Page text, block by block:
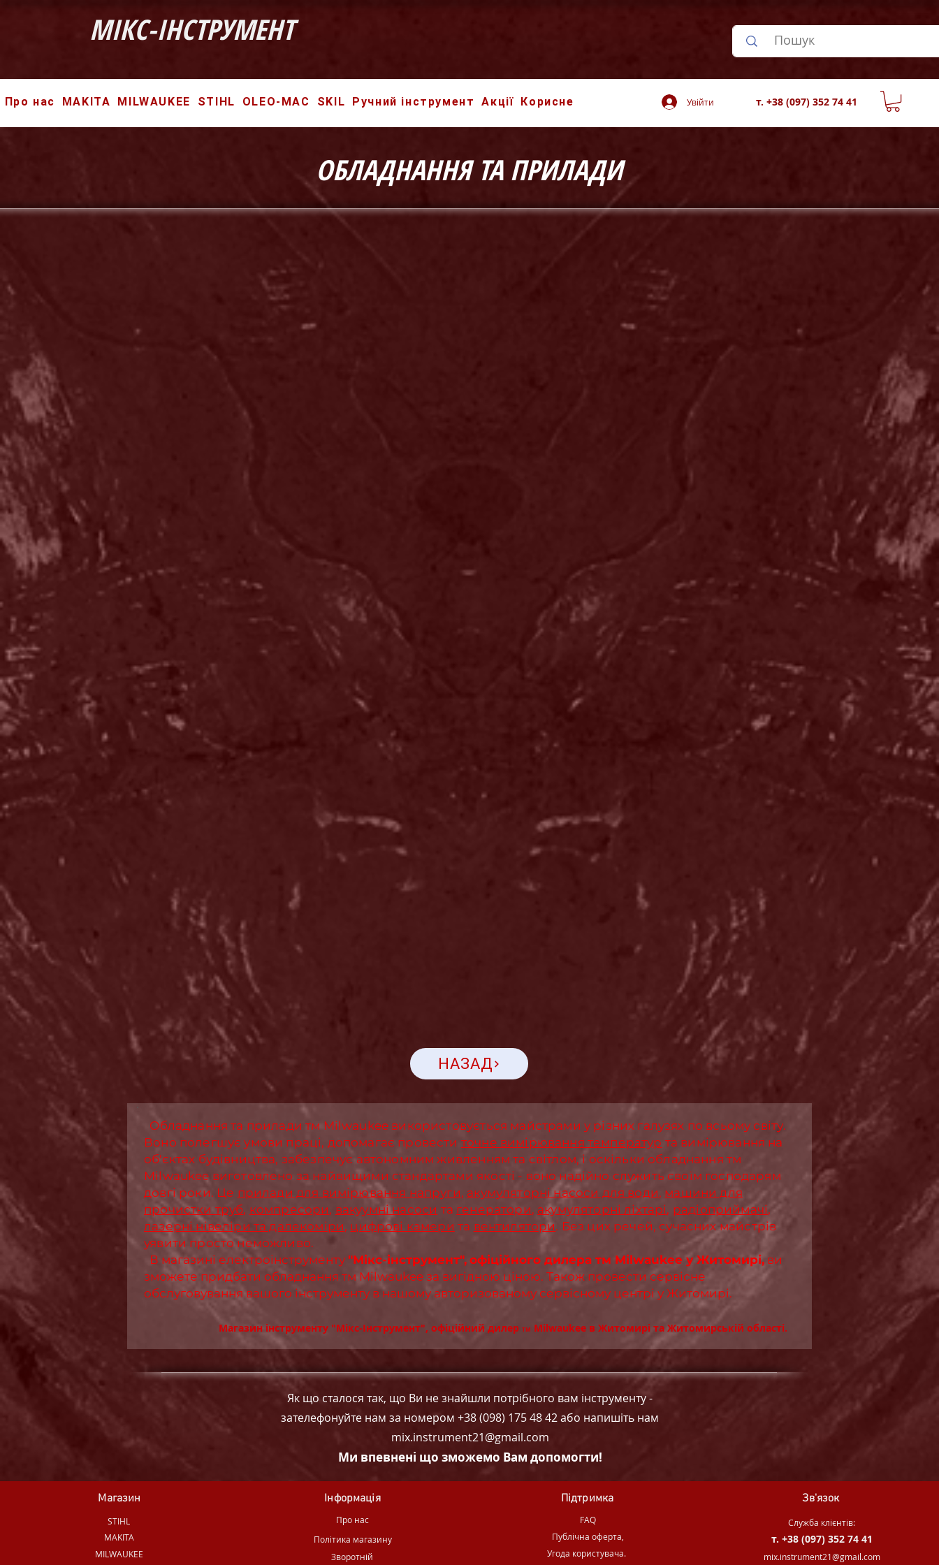
МІКС-ІНСТРУМЕНТ
Про нас MAKITA MILWAUKEE STIHL OLEO-MAC SKIL Ручний інструмент Акції Корисне т. +38 (097) 352 74 41
Увійти
ОБЛАДНАННЯ ТА ПРИЛАДИ
НАЗАД
Обладнання та прилади тм Milwaukee використовується майстрами у різних галузях по всьому світу.
Воно полегшує умови праці, допомагає провести точне вимірювання температур та вимірювання на
об'єктах будівництва, забезпечує автономним живленням та світлом, і оскільки обладнання тм
Milwaukee виготовлено за найвищими стандартами якості - воно надійно служить своїм господарям
довгі роки. Це прилади для вимірювання напруги, акумуляторні насоси для води, машини для
прочистки труб, компресори, вакуумні насоси та генератори, акумуляторні ліхтарі, радіоприймачі,
лазерні нівеліри та далекоміри, цифрові камери та вентилятори. Без цих речей, сучасних майстрів
уявити просто неможливо.
В магазині електроінструменту "Мікс-інструмент", офіційного дилера тм Milwaukee у Житомирі, ви
зможете придбати обладнання тм Milwaukee за вигідною ціною. Також провести сервісне
обслуговування вашого інструменту в нашому авторизованому сервісному центрі у Житомирі.
Магазин інструменту "Мікс-Інструмент", офіційний дилер ТМ Milwaukee в Житомирі та Житомирській області.
Як що сталося так, що Ви не знайшли потрібного вам інструменту -
зателефонуйте нам за номером +38 (098) 175 48 42 або напишіть нам
mix.instrument21@gmail.com
Ми впевнені що зможемо Вам допомогти!
Магазин
STIHL
MAKITA
MILWAUKEE
Інформація
Про нас
Політика магазину
Зворотній
Підтримка
FAQ
Публічна оферта,
Угода користувача.
Зв'язок
Служба клієнтів:
т. +38 (097) 352 74 41
mix.instrument21@gmail.com